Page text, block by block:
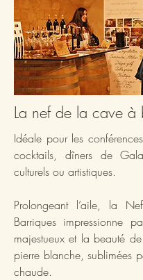
La nef de la cave à
Idéale pour les
cocktails, dîners de
culturels ou artistiques.
Prolongeant l’aile, la
Barriques impressionne
majestueux et la beauté
pierre blanche, sublimées
chaude.